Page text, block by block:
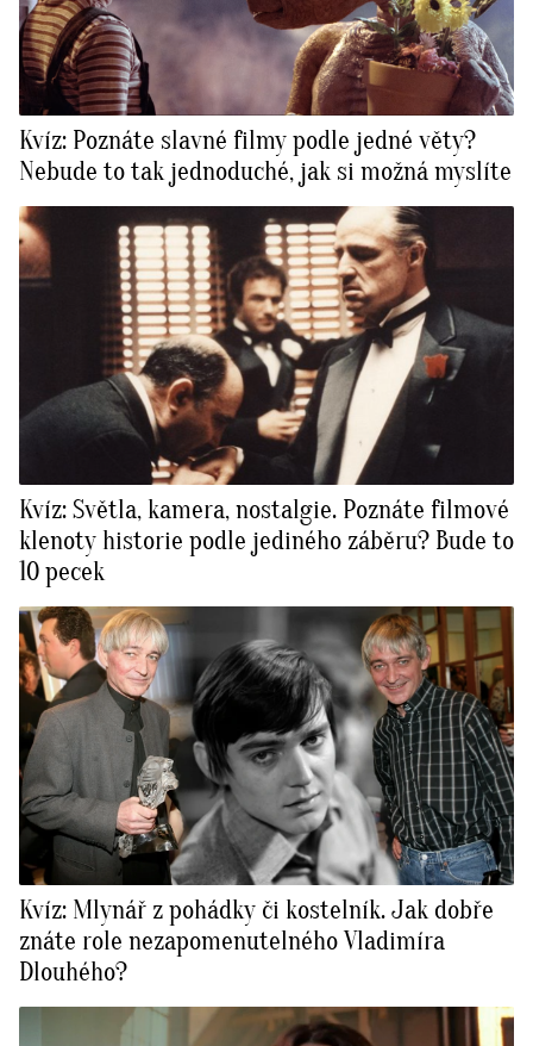
Kvíz: Poznáte slavné filmy podle jedné věty?
Nebude to tak jednoduché, jak si možná myslíte
Kvíz: Světla, kamera, nostalgie. Poznáte filmové
klenoty historie podle jediného záběru? Bude to
10 pecek
Kvíz: Mlynář z pohádky či kostelník. Jak dobře
znáte role nezapomenutelného Vladimíra
Dlouhého?